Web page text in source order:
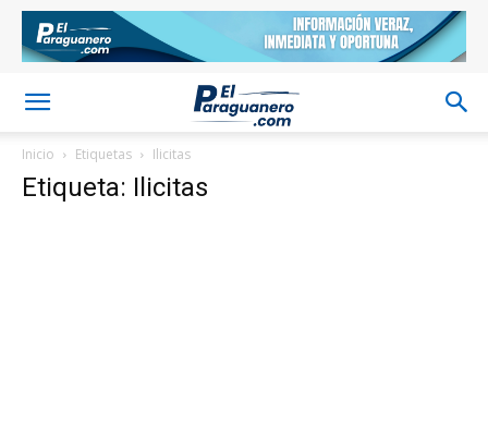
Inicio Etiquetas Ilicitas
Etiqueta: Ilicitas